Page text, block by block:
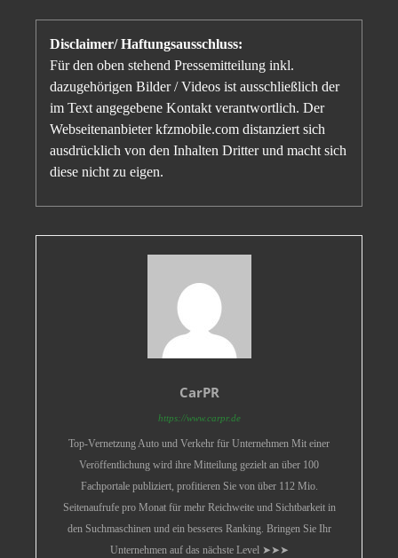
Disclaimer/ Haftungsausschluss:
Für den oben stehend Pressemitteilung inkl.
dazugehörigen Bilder / Videos ist ausschließlich der
im Text angegebene Kontakt verantwortlich. Der
Webseitenanbieter kfzmobile.com distanziert sich
ausdrücklich von den Inhalten Dritter und macht sich
diese nicht zu eigen.
CarPR
https://www.carpr.de
Top-Vernetzung Auto und Verkehr für Unternehmen Mit einer
Veröffentlichung wird ihre Mitteilung gezielt an über 100
Fachportale publiziert, profitieren Sie von über 112 Mio.
Seitenaufrufe pro Monat für mehr Reichweite und Sichtbarkeit in
den Suchmaschinen und ein besseres Ranking. Bringen Sie Ihr
Unternehmen auf das nächste Level ➤➤➤